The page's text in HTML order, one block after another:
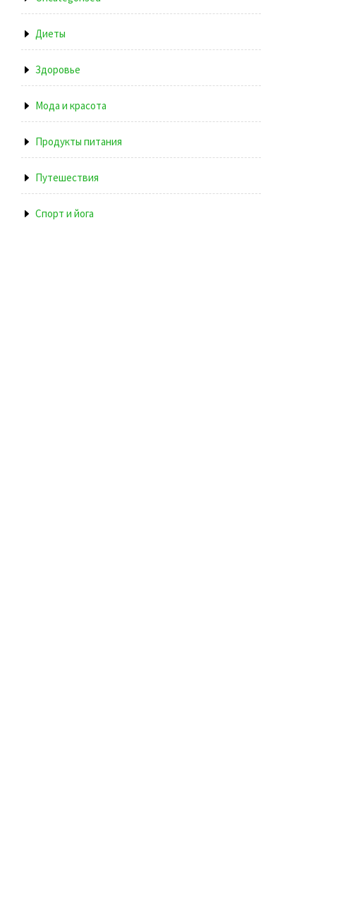
Диеты
Здоровье
Мода и красота
Продукты питания
Путешествия
Спорт и йога